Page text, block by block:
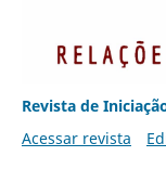
Revista de
Acessar revista